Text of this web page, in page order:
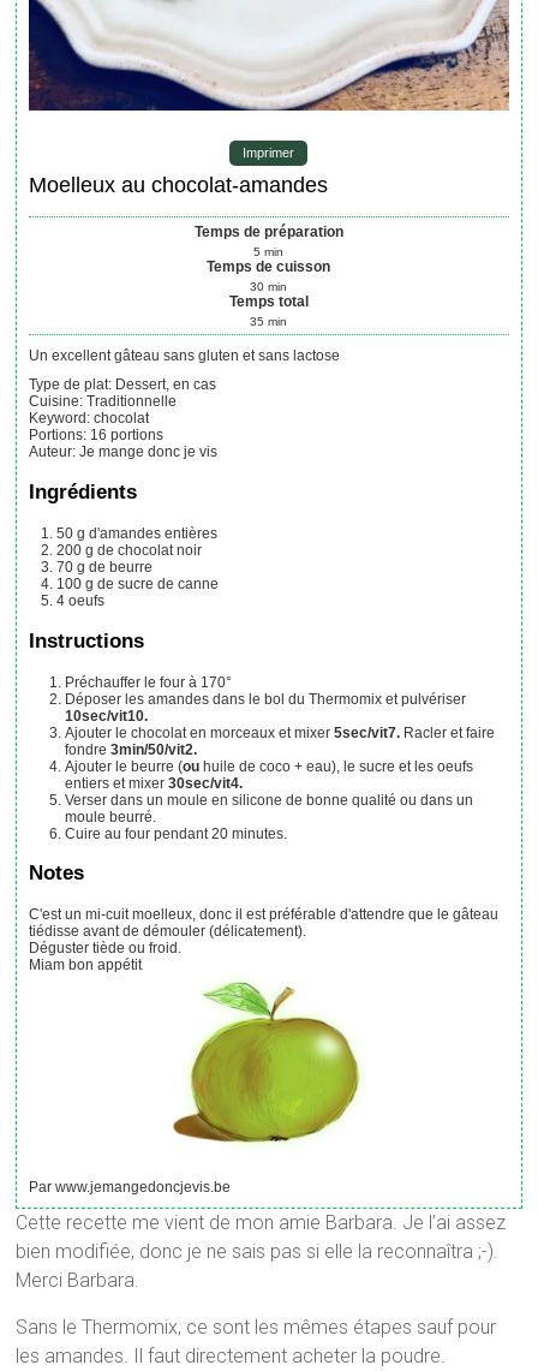
Imprimer
Moelleux au chocolat-amandes
Temps de préparation
5 min
Temps de cuisson
30 min
Temps total
35 min
Un excellent gâteau sans gluten et sans lactose
Type de plat: Dessert, en cas
Cuisine: Traditionnelle
Keyword: chocolat
Portions: 16 portions
Auteur:Je mange donc je vis
Ingrédients
50 g d'amandes entières
200 g de chocolat noir
70 g de beurre
100 g de sucre de canne
4 oeufs
Instructions
Préchauffer le four à 170°
Déposer les amandes dans le bol du Thermomix et pulvériser
10sec/vit10.
Ajouter le chocolat en morceaux et mixer5sec/vit7. Racler et faire
fondre3min/50/vit2.
Ajouter le beurre (ouhuile de coco + eau), le sucre et les oeufs
entiers et mixer30sec/vit4.
Verser dans un moule en silicone de bonne qualité ou dans un
moule beurré.
Cuire au four pendant 20 minutes.
Notes
C'est un mi-cuit moelleux, donc il est préférable d'attendre que le gâteau
tiédisse avant de démouler (délicatement).
Déguster tiède ou froid.
Miam bon appétit
Par www.jemangedoncjevis.be
Cette recette me vient de mon amie Barbara. Je l’ai assez
bien modifiée, donc je ne sais pas si elle la reconnaîtra ;-).
Merci Barbara.
Sans le Thermomix, ce sont les mêmes étapes sauf pour
les amandes. Il faut directement acheter la poudre.